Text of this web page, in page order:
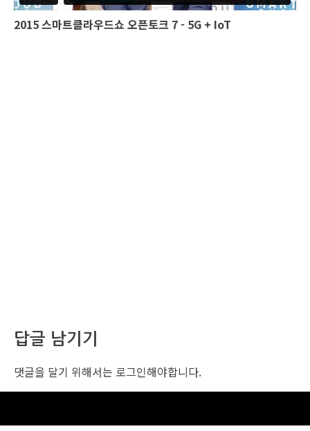
2015 스마트클라우드쇼 오픈토크 7 - 5G + IoT
답글 남기기
댓글을 달기 위해서는 로그인해야합니다.